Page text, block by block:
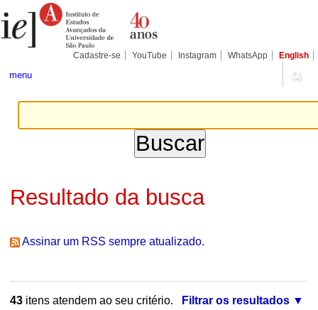
para
conteúdo.
Pessoais
Cadastre-se YouTube Instagram WhatsApp English
menu
Resultado da busca
Assinar um RSS sempre atualizado.
43itens atendem ao seu critério.
Filtrar os resultados